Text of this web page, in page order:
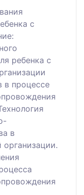
с
ребенка с
в процессе
в
организации.